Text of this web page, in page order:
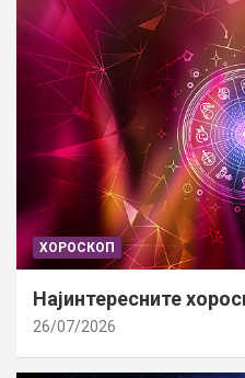
ХОРОСКОП
Најинтересните
26/07/2026